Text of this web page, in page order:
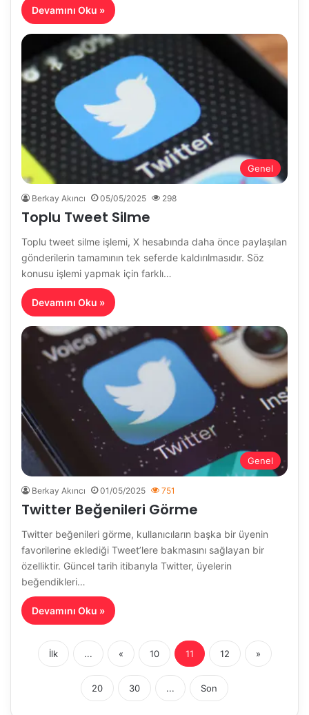
Devamını Oku »
Genel
Berkay Akıncı 05/05/2025 298
Toplu Tweet Silme
Toplu tweet silme işlemi, X hesabında daha önce paylaşılan
gönderilerin tamamının tek seferde kaldırılmasıdır. Söz
konusu işlemi yapmak için farklı…
Devamını Oku »
Genel
Berkay Akıncı 01/05/2025 751
Twitter Beğenileri Görme
Twitter beğenileri görme, kullanıcıların başka bir üyenin
favorilerine eklediği Tweet’lere bakmasını sağlayan bir
özelliktir. Güncel tarih itibarıyla Twitter, üyelerin
beğendikleri…
Devamını Oku »
İlk ... « 10 11 12 »
20 30 ... Son